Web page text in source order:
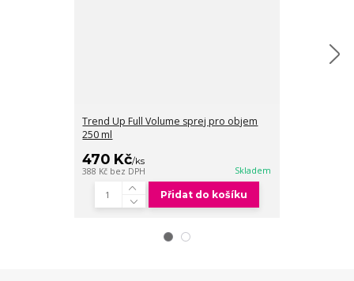
Trend Up Full Volume sprej pro objem
250 ml
470 Kč/ks
388 Kč bez DPH Skladem
Přidat do košíku